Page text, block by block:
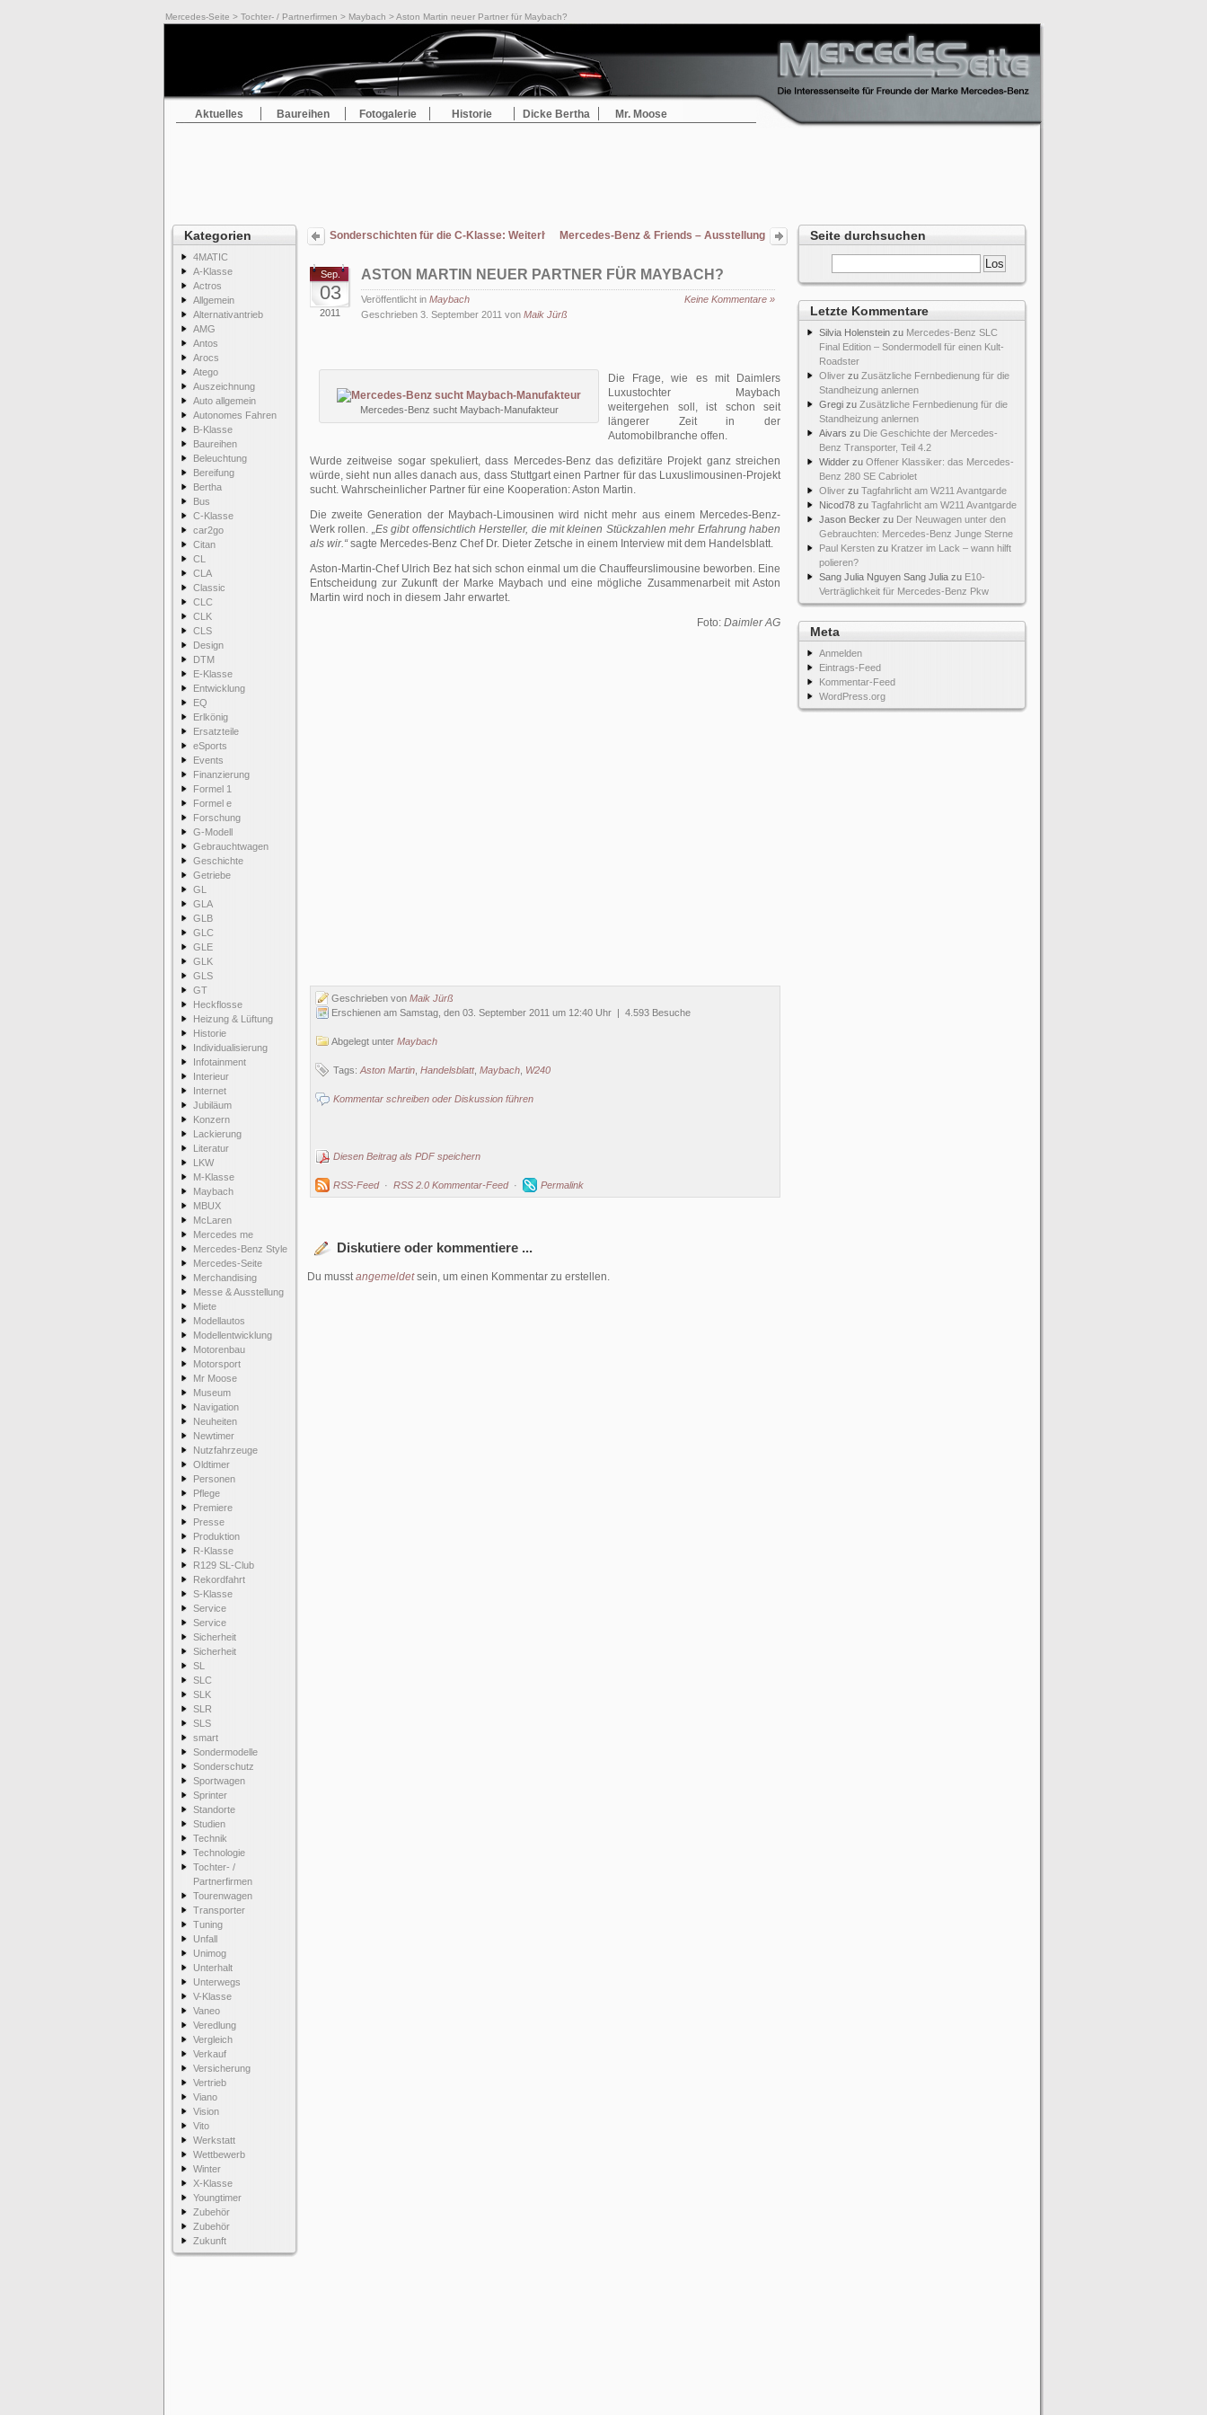
Mercedes-Seite > Tochter- / Partnerfirmen > Maybach > Aston Martin neuer Partner für Maybach?
Aktuelles Baureihen Fotogalerie Historie Dicke Bertha Mr. Moose
Kategorien
4MATIC
A-Klasse
Actros
Allgemein
Alternativantrieb
AMG
Antos
Arocs
Atego
Auszeichnung
Auto allgemein
Autonomes Fahren
B-Klasse
Baureihen
Beleuchtung
Bereifung
Bertha
Bus
C-Klasse
car2go
Citan
CL
CLA
Classic
CLC
CLK
CLS
Design
DTM
E-Klasse
Entwicklung
EQ
Erlkönig
Ersatzteile
eSports
Events
Finanzierung
Formel 1
Formel e
Forschung
G-Modell
Gebrauchtwagen
Geschichte
Getriebe
GL
GLA
GLB
GLC
GLE
GLK
GLS
GT
Heckflosse
Heizung & Lüftung
Historie
Individualisierung
Infotainment
Interieur
Internet
Jubiläum
Konzern
Lackierung
Literatur
LKW
M-Klasse
Maybach
MBUX
McLaren
Mercedes me
Mercedes-Benz Style
Mercedes-Seite
Merchandising
Messe & Ausstellung
Miete
Modellautos
Modellentwicklung
Motorenbau
Motorsport
Mr Moose
Museum
Navigation
Neuheiten
Newtimer
Nutzfahrzeuge
Oldtimer
Personen
Pflege
Premiere
Presse
Produktion
R-Klasse
R129 SL-Club
Rekordfahrt
S-Klasse
Service
Service
Sicherheit
Sicherheit
SL
SLC
SLK
SLR
SLS
smart
Sondermodelle
Sonderschutz
Sportwagen
Sprinter
Standorte
Studien
Technik
Technologie
Tochter- /
Partnerfirmen
Tourenwagen
Transporter
Tuning
Unfall
Unimog
Unterhalt
Unterwegs
V-Klasse
Vaneo
Veredlung
Vergleich
Verkauf
Versicherung
Vertrieb
Viano
Vision
Vito
Werkstatt
Wettbewerb
Winter
X-Klasse
Youngtimer
Zubehör
Zubehör
Zukunft
Seite durchsuchen
Letzte Kommentare
Silvia Holenstein zu Mercedes-Benz SLC
Final Edition – Sondermodell für einen Kult-
Roadster
Oliver zu Zusätzliche Fernbedienung für die
Standheizung anlernen
Gregi zu Zusätzliche Fernbedienung für die
Standheizung anlernen
Aivars zu Die Geschichte der Mercedes-
Benz Transporter, Teil 4.2
Widder zu Offener Klassiker: das Mercedes-
Benz 280 SE Cabriolet
Oliver zu Tagfahrlicht am W211 Avantgarde
Nicod78 zu Tagfahrlicht am W211 Avantgarde
Jason Becker zu Der Neuwagen unter den
Gebrauchten: Mercedes-Benz Junge Sterne
Paul Kersten zu Kratzer im Lack – wann hilft
polieren?
Sang Julia Nguyen Sang Julia zu E10-
Verträglichkeit für Mercedes-Benz Pkw
Meta
Anmelden
Eintrags-Feed
Kommentar-Feed
WordPress.org
Sonderschichten für die C-Klasse: Weiterhin hohe NachfrageMercedes-Benz & Friends – Ausstellung
Sep.
03
2011
ASTON MARTIN NEUER PARTNER FÜR MAYBACH?
Veröffentlicht in Maybach
Keine Kommentare »
Geschrieben 3. September 2011 von Maik Jürß
Mercedes-Benz sucht Maybach-Manufakteur
Die Frage, wie es mit Daimlers
Luxustochter Maybach
weitergehen soll, ist schon seit
längerer Zeit in der
Automobilbranche offen.
Wurde zeitweise sogar spekuliert, dass Mercedes-Benz das defizitäre Projekt ganz streichen
würde, sieht nun alles danach aus, dass Stuttgart einen Partner für das Luxuslimousinen-Projekt
sucht. Wahrscheinlicher Partner für eine Kooperation: Aston Martin.
Die zweite Generation der Maybach-Limousinen wird nicht mehr aus einem Mercedes-Benz-
Werk rollen. „Es gibt offensichtlich Hersteller, die mit kleinen Stückzahlen mehr Erfahrung haben
als wir.“sagte Mercedes-Benz Chef Dr. Dieter Zetsche in einem Interview mit dem Handelsblatt.
Aston-Martin-Chef Ulrich Bez hat sich schon einmal um die Chauffeurslimousine beworben. Eine
Entscheidung zur Zukunft der Marke Maybach und eine mögliche Zusammenarbeit mit Aston
Martin wird noch in diesem Jahr erwartet.
Foto: Daimler AG
Geschrieben von Maik Jürß
Erschienen am Samstag, den 03. September 2011 um 12:40 Uhr | 4.593 Besuche
Abgelegt unter Maybach
Tags: Aston Martin Handelsblatt, Maybach W240
Kommentar schreiben oder Diskussion führen
Diesen Beitrag als PDF speichern
RSS-Feed· RSS 2.0 Kommentar-Feed· Permalink
Diskutiere oder kommentiere ...
Du musstangemeldetsein, um einen Kommentar zu erstellen.